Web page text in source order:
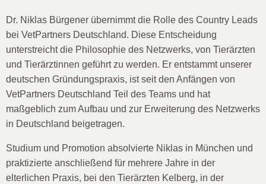
Dr. Niklas Bürgener übernimmt die Rolle des Country Leads
bei VetPartners Deutschland. Diese Entscheidung
unterstreicht die Philosophie des Netzwerks, von Tierärzten
und Tierärztinnen geführt zu werden. Er entstammt unserer
deutschen Gründungspraxis, ist seit den Anfängen von
VetPartners Deutschland Teil des Teams und hat
maßgeblich zum Aufbau und zur Erweiterung des Netzwerks
in Deutschland beigetragen.
Studium und Promotion absolvierte Niklas in München und
praktizierte anschließend für mehrere Jahre in der
elterlichen Praxis, bei den Tierärzten Kelberg, in der